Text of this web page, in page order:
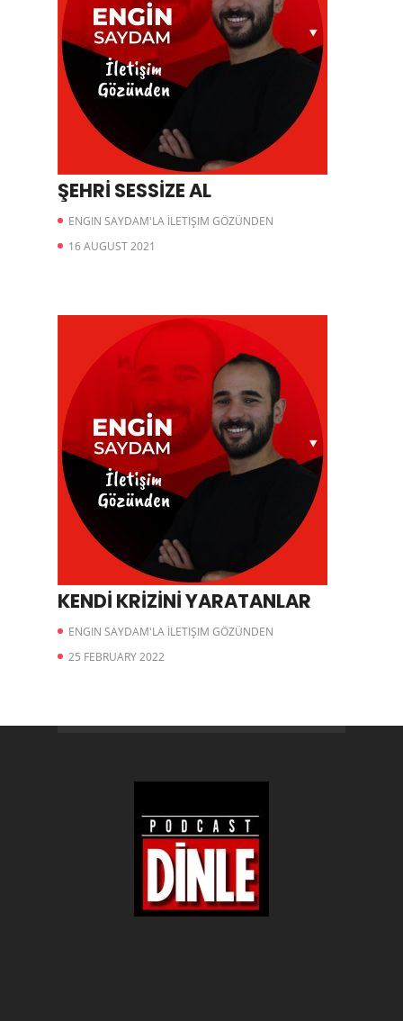
ŞEHRİ SESSİZE AL
ENGIN SAYDAM'LA İLETIŞIM GÖZÜNDEN
16 AUGUST 2021
KENDİ KRİZİNİ YARATANLAR
ENGIN SAYDAM'LA İLETIŞIM GÖZÜNDEN
25 FEBRUARY 2022